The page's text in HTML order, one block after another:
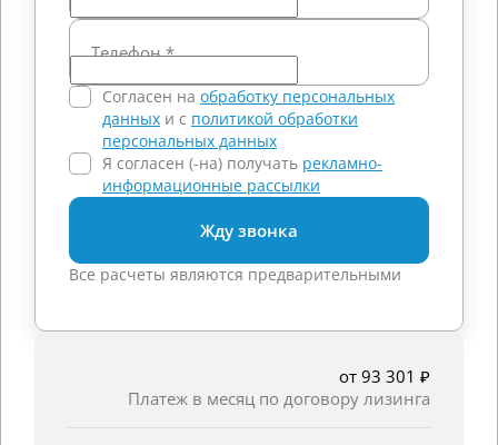
Телефон*
Согласен на обработку персональных
данных и c политикой обработки
персональных данных
Я согласен (-на) получать рекламно-
информационные рассылки
Жду звонка
Все расчеты являются предварительными
от 93 301 ₽
Платеж в месяц по договору лизинга